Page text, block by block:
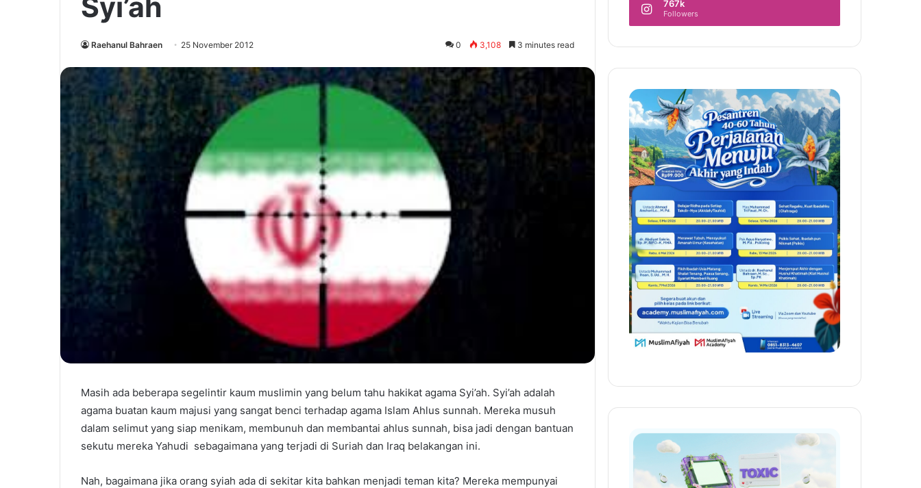
Raehanul Bahraen 25 November 2012 0 3,108 3 minutes read
Masih ada beberapa segelintir kaum muslimin yang belum tahu hakikat agama Syi’ah. Syi’ah adalah
agama buatan kaum majusi yang sangat benci terhadap agama Islam Ahlus sunnah. Mereka musuh
dalam selimut yang siap menikam, membunuh dan membantai ahlus sunnah, bisa jadi dengan bantuan
sekutu mereka Yahudi sebagaimana yang terjadi di Suriah dan Iraq belakangan ini.
Nah, bagaimana jika orang syiah ada di sekitar kita bahkan menjadi teman kita? Mereka mempunyai
767k
Followers